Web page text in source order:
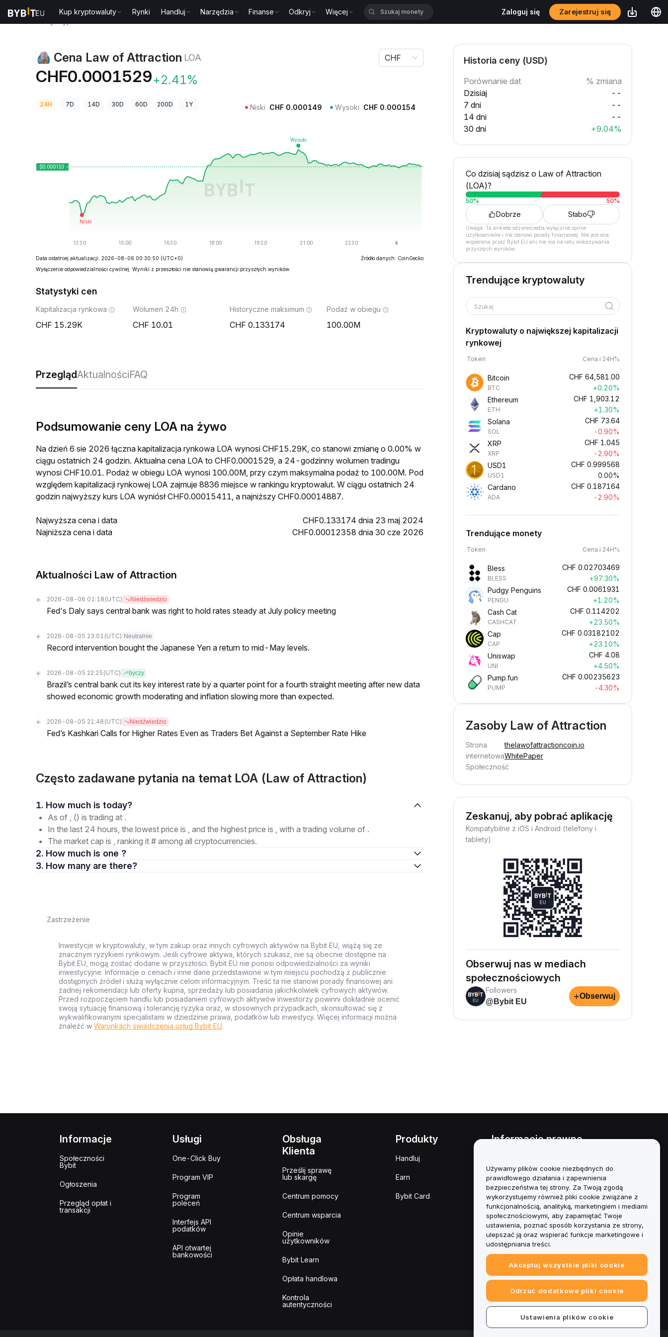
Kup kryptowaluty Rynki Handluj Narzędzia Finanse Odkryj Więcej Zaloguj się Zarejestruj się
Cena Law of Attraction LOA
CHF0.0001529+2.41%
CHF
24H 7D 14D 30D 60D 200D 1Y Niski CHF 0.000149 Wysoki CHF 0.000154
Data ostatniej aktualizacji: 2026-08-06 00:30:50 (UTC+0)
Źródło danych: CoinGecko
Wyłączenie odpowiedzialności cywilnej: Wyniki z przeszłości nie stanowią gwarancji przyszłych wyników.
Statystyki cen
Kapitalizacja rynkowa
15.29K
Wolumen 24h
10.01
Historyczne maksimum
0.133174
Podaż w obiegu
100.00M
PrzeglądAktualnościFAQ
Podsumowanie ceny LOA na żywo
Na dzień 6 sie 2026 łączna kapitalizacja rynkowa LOA wynosi CHF15.29K, co stanowi zmianę o 0.00% w
ciągu ostatnich 24 godzin. Aktualna cena LOA to CHF0.0001529, a 24-godzinny wolumen tradingu
wynosi CHF10.01. Podaż w obiegu LOA wynosi 100.00M, przy czym maksymalna podaż to 100.00M. Pod
względem kapitalizacji rynkowej LOA zajmuje 8836 miejsce w rankingu kryptowalut. W ciągu ostatnich 24
godzin najwyższy kurs LOA wyniósł CHF0.00015411, a najniższy CHF0.00014887.
Najwyższa cena i data
CHF0.133174 dnia 23 maj 2024
Najniższa cena i data
CHF0.00012358 dnia 30 cze 2026
Aktualności Law of Attraction
2026-08-06 01:18 (UTC) Niedźwiedzio
Fed's Daly says central bank was right to hold rates steady at July policy meeting
2026-08-05 23:01 (UTC) Neutralnie
Record intervention bought the Japanese Yen a return to mid-May levels.
2026-08-05 22:25 (UTC) byczy
Brazil’s central bank cut its key interest rate by a quarter point for a fourth straight meeting after new data
showed economic growth moderating and inflation slowing more than expected.
2026-08-05 21:48 (UTC) Niedźwiedzio
Fed’s Kashkari Calls for Higher Rates Even as Traders Bet Against a September Rate Hike
Często zadawane pytania na temat LOA (Law of Attraction)
1. How much is today?
As of , () is trading at .
In the last 24 hours, the lowest price is , and the highest price is , with a trading volume of .
The market cap is , ranking it # among all cryptocurrencies.
2. How much is one ?
3. How many are there?
Zastrzeżenie
Inwestycje w kryptowaluty, w tym zakup oraz innych cyfrowych aktywów na Bybit EU, wiążą się ze
znacznym ryzykiem rynkowym. Jeśli cyfrowe aktywa, których szukasz, nie są obecnie dostępne na
Bybit EU, mogą zostać dodane w przyszłości. Bybit EU nie ponosi odpowiedzialności za wyniki
inwestycyjne. Informacje o cenach i inne dane przedstawione w tym miejscu pochodzą z publicznie
dostępnych źródeł i służą wyłącznie celom informacyjnym. Treść ta nie stanowi porady finansowej ani
żadnej rekomendacji lub oferty kupna, sprzedaży lub posiadania jakichkolwiek cyfrowych aktywów.
Przed rozpoczęciem handlu lub posiadaniem cyfrowych aktywów inwestorzy powinni dokładnie ocenić
swoją sytuację finansową i tolerancję ryzyka oraz, w stosownych przypadkach, skonsultować się z
wykwalifikowanymi specjalistami w dziedzinie prawa, podatków lub inwestycji. Więcej informacji można
znaleźć w Warunkach świadczenia usług Bybit EU.
Historia ceny (USD)
Porównanie dat
% zmiana
Dzisiaj
--
7 dni
--
14 dni
--
30 dni
+9.04%
Co dzisiaj sądzisz o Law of Attraction
(LOA)?
50% 50%
Dobrze Słabo
Uwaga: Ta ankieta odzwierciedla wyłącznie opinie
użytkowników i nie stanowi porady finansowej. Nie jest ona
wspierana przez Bybit EU ani nie ma na celu wskazywania
przyszłych wyników.
Trendujące kryptowaluty
Szukaj
Kryptowaluty o największej kapitalizacji
rynkowej
Token Cena i 24H%
Bitcoin
BTC
CHF 64,581.00
+0.20%
Ethereum
ETH
CHF 1,903.12
+1.30%
Solana
SOL
CHF 73.64
-0.90%
XRP
XRP
CHF 1.045
-2.90%
USD1
USD1
CHF 0.999568
0.00%
Cardano
ADA
CHF 0.187164
-2.90%
Trendujące monety
Token Cena i 24H%
Bless
BLESS
CHF 0.02703469
+97.30%
Pudgy Penguins
PENGU
CHF 0.0061931
+1.20%
Cash Cat
CASHCAT
CHF 0.114202
+23.50%
Cap
CAP
CHF 0.03182102
+23.10%
Uniswap
UNI
CHF 4.08
+4.50%
Pump.fun
PUMP
CHF 0.00235623
-4.30%
Zasoby Law of Attraction
Strona
internetowa
thelawofattractioncoin.io
WhitePaper
Społeczność
Zeskanuj, aby pobrać aplikację
Kompatybilne z iOS i Android (telefony i
tablety)
Obserwuj nas w mediach
społecznościowych
Followers
@Bybit EU
+Obserwuj
Informacje
Społeczności
Bybit
Ogłoszenia
Przegląd opłat i
transakcji
Usługi
One-Click Buy
Program VIP
Program
poleceń
Interfejs API
podatków
API otwartej
bankowości
Obsługa
Klienta
Prześlij sprawę
lub skargę
Centrum pomocy
Centrum wsparcia
Opinie
użytkowników
Bybit Learn
Opłata handlowa
Kontrola
autentyczności
Produkty
Handluj
Earn
Bybit Card
Informacje prawne
interesów
Podsumowanie polityki
powiernictwa i zarządzania
Informacje ESG
Biuletyny informacyjne
kryptoaktywów
Używamy plików cookie niezbędnych do
prawidłowego działania i zapewnienia
bezpieczeństwa tej strony. Za Twoją zgodą
wykorzystujemy również pliki cookie związane z
funkcjonalnością, analityką, marketingiem i mediami
społecznościowymi, aby zapamiętać Twoje
ustawienia, poznać sposób korzystania ze strony,
ulepszać ją oraz wspierać funkcje marketingowe i
udostępniania treści.
Akceptuj wszystkie pliki cookie
Odrzuć dodatkowe pliki cookie
Ustawienia plików cookie